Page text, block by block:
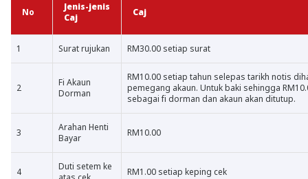
No
Jenis-jenis
Caj
Caj
1 Surat rujukan RM30.00 setiap surat
2
Fi Akaun
Dorman
RM10.00 setiap tahun selepas tarikh notis
pemegang akaun. Untuk baki sehingga
sebagai fi dorman dan akaun akan ditutup.
3
Arahan Henti
Bayar
RM10.00
4
Duti setem ke
RM1.00 setiap keping cek